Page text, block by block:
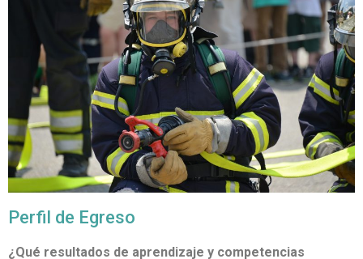
Perfil de Egreso
¿Qué resultados de aprendizaje y competencias